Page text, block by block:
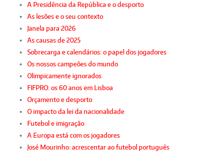
A Presidência da República e o desporto
As lesões e o seu contexto
Janela para 2026
As causas de 2025
Sobrecarga e calendários: o papel dos jogadores
Os nossos campeões do mundo
Olimpicamente ignorados
FIFPRO: os 60 anos em Lisboa
Orçamento e desporto
O impacto da lei da nacionalidade
Futebol e imigração
A Europa está com os jogadores
José Mourinho: acrescentar ao futebol português